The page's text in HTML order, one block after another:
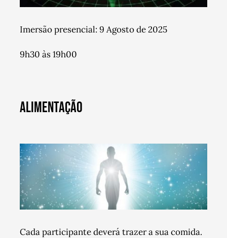
Imersão presencial: 9 Agosto de 2025
9h30 às 19h00
ALIMENTAÇÃO
Cada participante deverá trazer a sua comida.